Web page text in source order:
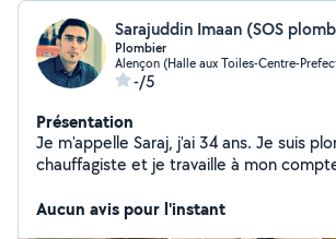
Sarajuddin Imaan (SOS
Plombier
Alençon (Halle aux Toiles-Centre-
-/5
Présentation
Je m'appelle Saraj, j'ai 34 ans. Je suis
chauffagiste et je travaille à mon
Alençon 61000 et ses alentours . Je
Aucun avis pour l'instant